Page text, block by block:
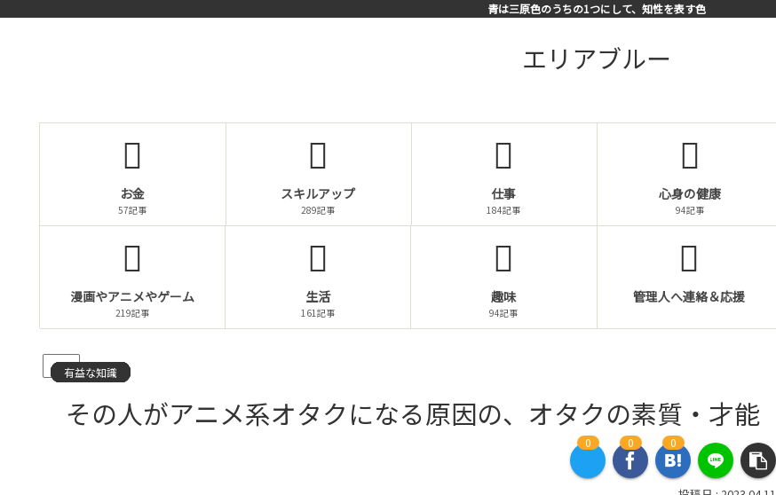
青は三原色のうちの1つにして、知性を表す色
エリアブルー
お金
57記事
スキルアップ
289記事
仕事
184記事
心身の健康
94記事
漫画やアニメやゲーム
219記事
生活
161記事
趣味
94記事
管理人へ連絡＆応援
PR
その人がアニメ系オタクになる原因の、オタクの素質・才能
0 0 0
有益な知識
有益な知識
有益な知識
有益な知識
有益な知識
有益な知識
有益な知識
有益な知識
有益な知識
有益な知識
有益な知識
有益な知識
有益な知識
有益な知識
有益な知識